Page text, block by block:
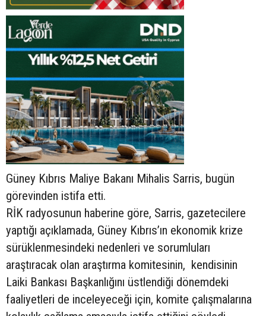
Güney Kıbrıs Maliye Bakanı Mihalis Sarris, bugün
görevinden istifa etti.
RİK radyosunun haberine göre, Sarris, gazetecilere
yaptığı açıklamada, Güney Kıbrıs’ın ekonomik krize
sürüklenmesindeki nedenleri ve sorumluları
araştıracak olan araştırma komitesinin, kendisinin
Laiki Bankası Başkanlığını üstlendiği dönemdeki
faaliyetleri de inceleyeceği için, komite çalışmalarına